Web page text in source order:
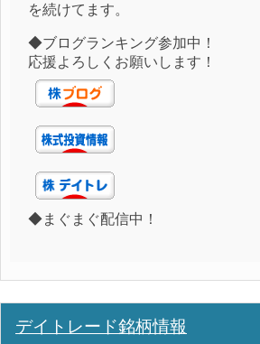
を続けてます。
◆ブログランキング参加中！
応援よろしくお願いします！
◆まぐまぐ配信中！
デイトレード銘柄情報